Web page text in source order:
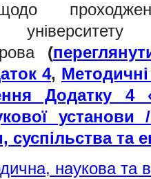
(
4,
Додатку 4
суспільства та
наукова та